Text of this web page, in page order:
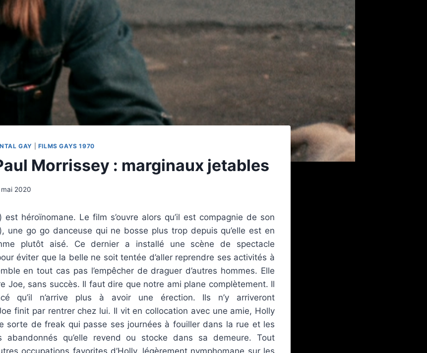
GAY FILMS GAYS 1970
Morrissey : marginaux jetables
mai 2020
est héroïnomane. Le film s’ouvre alors qu’il est compagnie de son
une go go danceuse qui ne bosse plus trop depuis qu’elle est en
plutôt aisé. Ce dernier a installé une scène de spectacle
éviter que la belle ne soit tentée d’aller reprendre ses activités à
en tout cas pas l’empêcher de draguer d’autres hommes. Elle
Joe, sans succès. Il faut dire que notre ami plane complètement. Il
qu’il n’arrive plus à avoir une érection. Ils n’y arriveront
finit par rentrer chez lui. Il vit en collocation avec une amie, Holly
sorte de freak qui passe ses journées à fouiller dans la rue et les
abandonnés qu’elle revend ou stocke dans sa demeure. Tout
occupations favorites d’Holly, légèrement nymphomane sur les